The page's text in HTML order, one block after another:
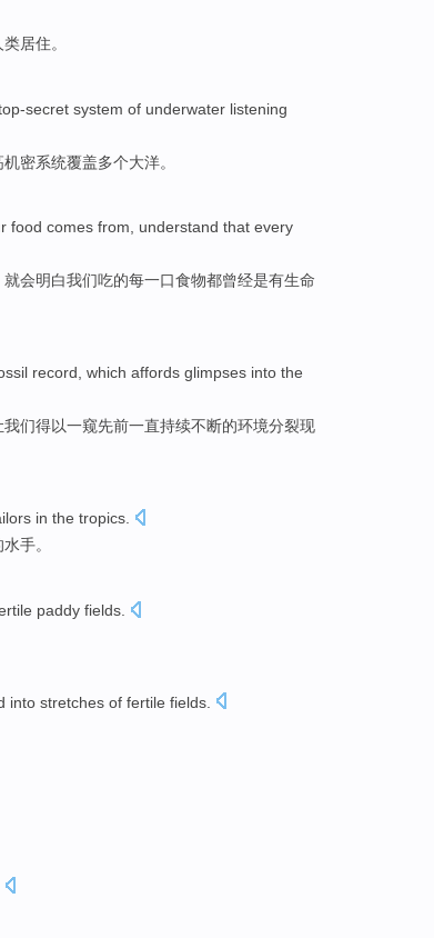
居住。
secret system of underwater listening
机密系统覆盖多个大洋。
food comes from, understand that every
就会明白我们吃的每一口食物都曾经是有生命
record which affords glimpses into the
我们得以一窥先前一直持续不断的环境分裂现
in the tropics
水手。
paddy fields.
into stretches of fertile fields.